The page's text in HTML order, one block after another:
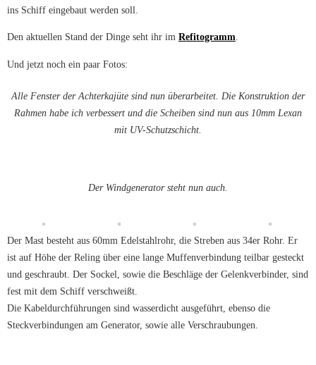
ins Schiff eingebaut werden soll.
Den aktuellen Stand der Dinge seht ihr im Refitogramm
Und jetzt noch ein paar Fotos:
Alle Fenster der Achterkajüte sind nun überarbeitet. Die Konstruktion der
Rahmen habe ich verbessert und die Scheiben sind nun aus 10mm Lexan
mit UV-Schutzschicht.
Der Windgenerator steht nun auch.
Der Mast besteht aus 60mm Edelstahlrohr, die Streben aus 34er Rohr. Er
ist auf Höhe der Reling über eine lange Muffenverbindung teilbar gesteckt
und geschraubt. Der Sockel, sowie die Beschläge der Gelenkverbinder, sind
fest mit dem Schiff verschweißt.
Die Kabeldurchführungen sind wasserdicht ausgeführt, ebenso die
Steckverbindungen am Generator, sowie alle Verschraubungen.